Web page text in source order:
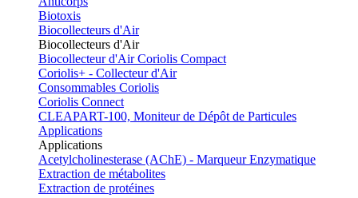
Biotoxis
Biocollecteurs d'Air
Biocollecteurs d'Air
Biocollecteur d'Air Coriolis Compact
Coriolis+ - Collecteur d'Air
Consommables Coriolis
Coriolis Connect
CLEAPART-100, Moniteur de Dépôt de Particules
Applications
Applications
Acetylcholinesterase (AChE) - Marqueur Enzymatique
Extraction de métabolites
Extraction de protéines